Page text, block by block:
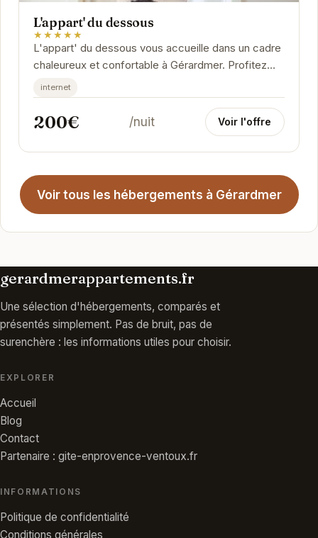
L'appart' du dessous
★★★★★
L'appart' du dessous vous accueille dans un cadre
chaleureux et confortable à Gérardmer. Profitez
d'un séjour relaxant dans cet appartement...
internet
200€ /nuit Voir l'offre
Voir tous les hébergements à Gérardmer
gerardmerappartements.fr
Une sélection d'hébergements, comparés et
présentés simplement. Pas de bruit, pas de
surenchère : les informations utiles pour choisir.
EXPLORER
Accueil
Blog
Contact
Partenaire : gite-enprovence-ventoux.fr
INFORMATIONS
Politique de confidentialité
Conditions générales